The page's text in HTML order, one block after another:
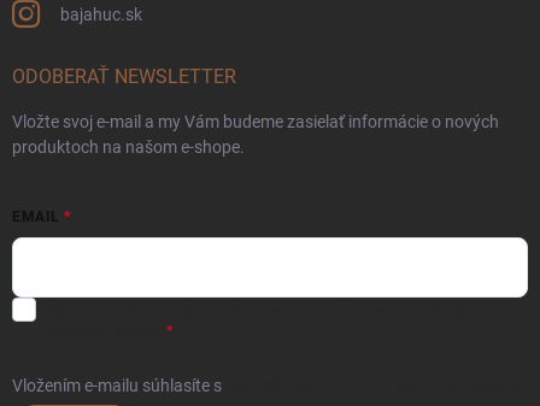
bajahuc.sk
ODOBERAŤ NEWSLETTER
Vložte svoj e-mail a my Vám budeme zasielať informácie o nových
produktoch na našom e-shope.
EMAIL
Vložením e-mailu súhlasíte s